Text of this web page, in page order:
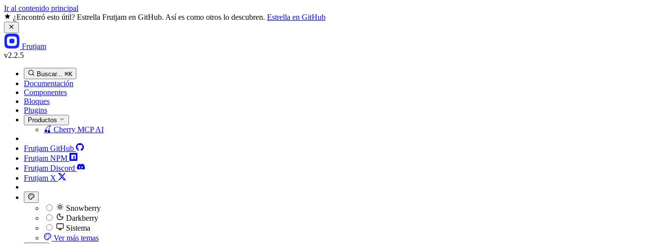
Ir al contenido principal
¿Encontró esto útil? Estrella Frutjam en GitHub. Así es como otros lo descubren. Estrella en GitHub
Frutjam
v2.2.5
Buscar... ⌘K
Documentación
Componentes
Bloques
Plugins
Productos
🍒 Cherry MCPAI
Frutjam GitHub
Frutjam NPM
Frutjam Discord
Frutjam X
Snowberry
Darkberry
Sistema
Ver más temas